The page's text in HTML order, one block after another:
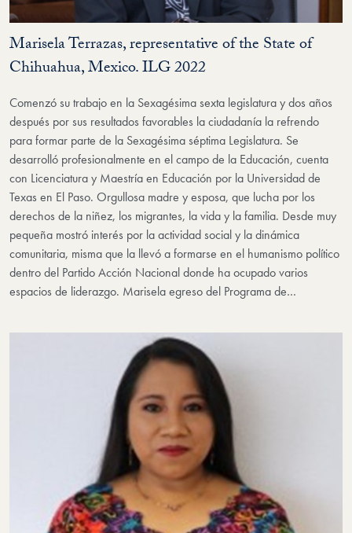
Marisela Terrazas, representative of the State of
Chihuahua, Mexico. ILG 2022
Comenzó su trabajo en la Sexagésima sexta legislatura y dos años
después por sus resultados favorables la ciudadanía la refrendo
para formar parte de la Sexagésima séptima Legislatura. Se
desarrolló profesionalmente en el campo de la Educación, cuenta
con Licenciatura y Maestría en Educación por la Universidad de
Texas en El Paso. Orgullosa madre y esposa, que lucha por los
derechos de la niñez, los migrantes, la vida y la familia. Desde muy
pequeña mostró interés por la actividad social y la dinámica
comunitaria, misma que la llevó a formarse en el humanismo político
dentro del Partido Acción Nacional donde ha ocupado varios
espacios de liderazgo. Marisela egreso del Programa de…